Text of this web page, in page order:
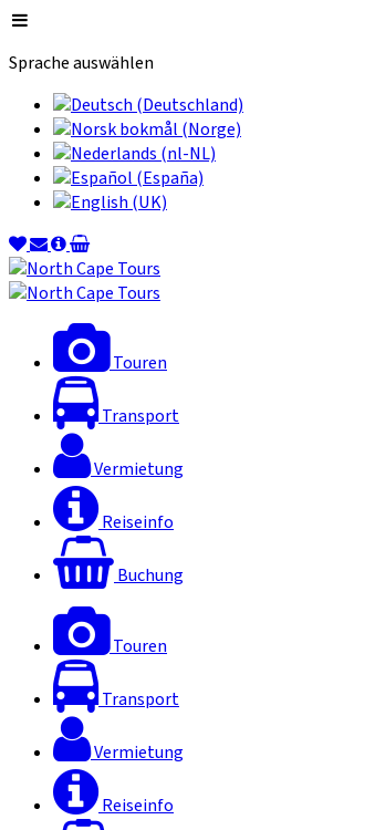
Sprache auswählen
Touren
Transport
Vermietung
Reiseinfo
Buchung
Touren
Transport
Vermietung
Reiseinfo